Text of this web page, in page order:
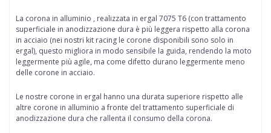
La corona in alluminio , realizzata in ergal 7075 T6 (con trattamento
superficiale in anodizzazione dura è più leggera rispetto alla corona
in acciaio (nei nostri kit racing le corone disponibili sono solo in
ergal), questo migliora in modo sensibile la guida, rendendo la moto
leggermente più agile, ma come difetto durano leggermente meno
delle corone in acciaio.
Le nostre corone in ergal hanno una durata superiore rispetto alle
altre corone in alluminio a fronte del trattamento superficiale di
anodizzazione dura che rallenta il consumo della corona.